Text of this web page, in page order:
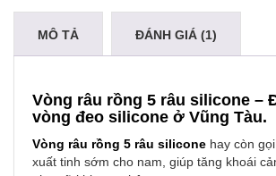
MÔ TẢ ĐÁNH GIÁ (1)
Vòng râu rồng 5 râu silicone –
vòng đeo silicone ở Vũng Tàu.
Vòng râu rồng 5 râu silicone hay còn
xuất tinh sớm cho nam, giúp tăng khoái